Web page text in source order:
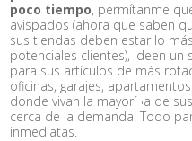
poco tiempo, permítanme
avispados (ahora que saben
sus tiendas deben estar lo
potenciales clientes), ideen
para sus artículos de más
oficinas, garajes,
donde vivan la mayorí¬a de
cerca de la demanda. Todo
inmediatas.